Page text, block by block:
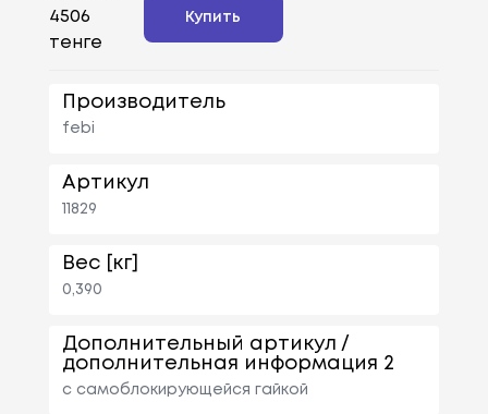
4506
тенге
Купить
Производитель
febi
Артикул
11829
Вес [кг]
0,390
Дополнительный артикул /
дополнительная информация 2
с самоблокирующейся гайкой